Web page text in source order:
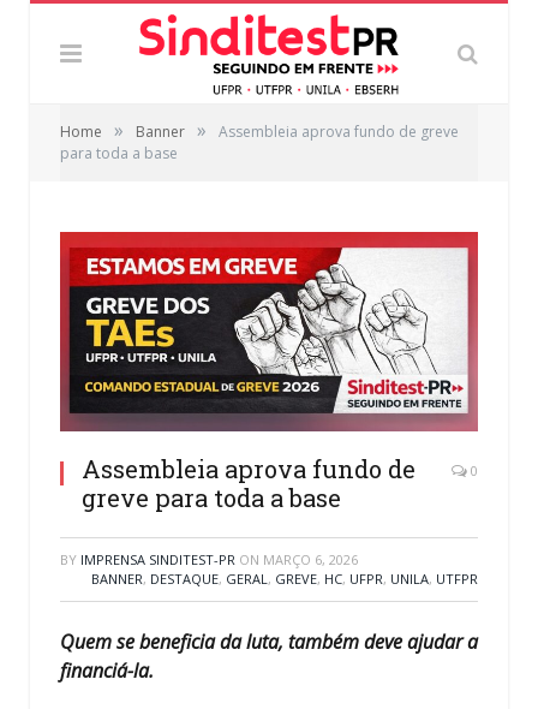
Home » Banner »
Assembleia aprova fundo de greve
para toda a base
Assembleia aprova fundo de
greve para toda a base
0
BY IMPRENSA SINDITEST-PR ON MARÇO 6, 2026
BANNER, DESTAQUE, GERAL, GREVE, HC, UFPR, UNILA, UTFPR
Quem se beneficia da luta, também deve ajudar a
financiá-la.